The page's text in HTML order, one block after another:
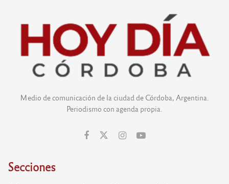
Medio de comunicación de la ciudad de Córdoba, Argentina.
Periodismo con agenda propia.
Secciones